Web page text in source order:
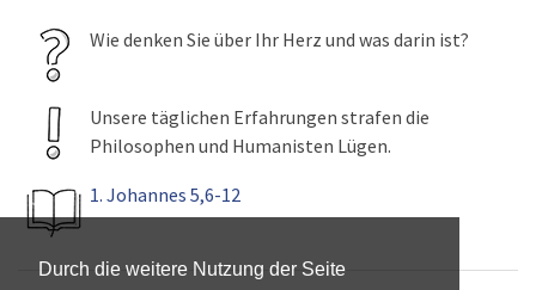
Durch die weitere Nutzung der Seite
Wie denken Sie über Ihr Herz und was darin ist?
Unsere täglichen Erfahrungen strafen die
Philosophen und Humanisten Lügen.
1. Johannes 5,6-12